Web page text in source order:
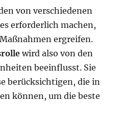
von verschiedenen
erforderlich machen,
ergreifen.
wird also von den
beeinflusst. Sie
berücksichtigen, die in
können, um die beste